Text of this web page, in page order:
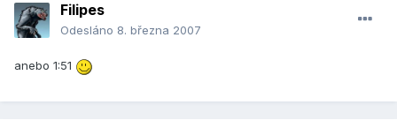
Filipes
Odesláno 8. března 2007
anebo 1:51